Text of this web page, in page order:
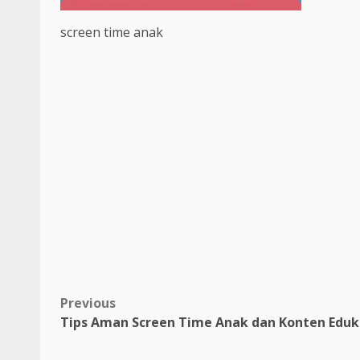
screen time anak
Post
navigation
Previous
Tips Aman Screen Time Anak dan Konten